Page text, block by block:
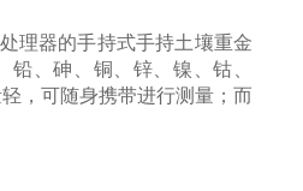
理器的手持式手持土壤重金
、砷、铜、锌、镍、钴、
，可随身携带进行测量；而